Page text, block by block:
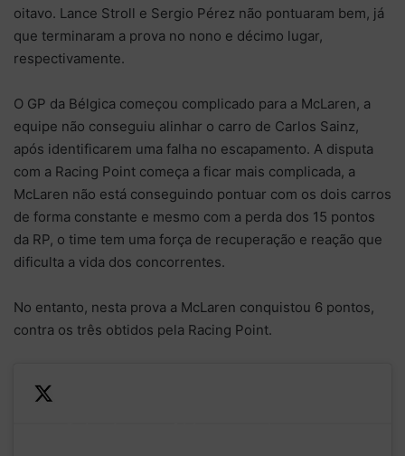
oitavo. Lance Stroll e Sergio Pérez não pontuaram bem, já
que terminaram a prova no nono e décimo lugar,
respectivamente.
O GP da Bélgica começou complicado para a McLaren, a
equipe não conseguiu alinhar o carro de Carlos Sainz,
após identificarem uma falha no escapamento. A disputa
com a Racing Point começa a ficar mais complicada, a
McLaren não está conseguindo pontuar com os dois carros
de forma constante e mesmo com a perda dos 15 pontos
da RP, o time tem uma força de recuperação e reação que
dificulta a vida dos concorrentes.
No entanto, nesta prova a McLaren conquistou 6 pontos,
contra os três obtidos pela Racing Point.